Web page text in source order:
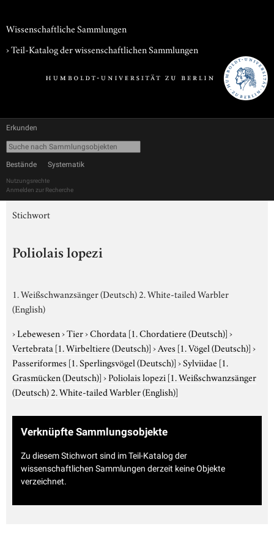
Wissenschaftliche Sammlungen
› Teil-Katalog der wissenschaftlichen Sammlungen
Erkunden
Bestände Systematik
Nutzungsrechte
Anmelden zur Recherche
Stichwort
Poliolais lopezi
1. Weißschwanzsänger (Deutsch) 2. White-tailed Warbler
(English)
›Lebewesen›Tier›Chordata [1. Chordatiere (Deutsch)]›
Vertebrata [1. Wirbeltiere (Deutsch)]›Aves [1. Vögel (Deutsch)]›
Passeriformes [1. Sperlingsvögel (Deutsch)]›Sylviidae [1.
Grasmücken (Deutsch)]›Poliolais lopezi [1. Weißschwanzsänger
(Deutsch) 2. White-tailed Warbler (English)]
Verknüpfte Sammlungsobjekte
Zu diesem Stichwort sind im Teil-Katalog der
wissenschaftlichen Sammlungen derzeit keine Objekte
verzeichnet.